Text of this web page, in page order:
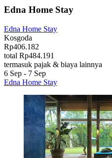
Edna Home Stay
Edna Home Stay
Kosgoda
Rp406.182
total Rp484.191
termasuk pajak & biaya lainnya
6 Sep - 7 Sep
Edna Home Stay